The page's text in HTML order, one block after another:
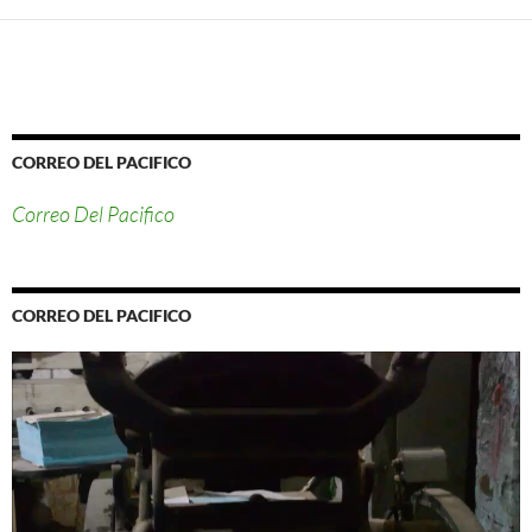
CORREO DEL PACIFICO
Correo Del Pacifico
CORREO DEL PACIFICO